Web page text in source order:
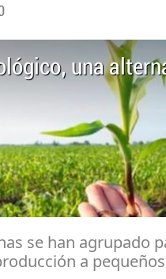
una
se han agrupado
a pequeños